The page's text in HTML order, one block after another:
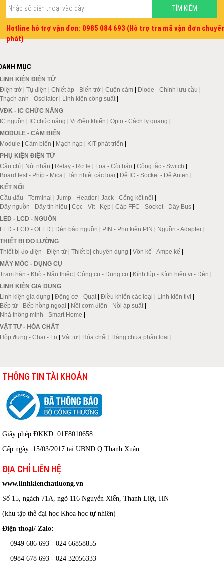
Hotline hỗ trợ vận đơn: 0985 084 693 (Hỗ trợ tra mã vận đơn
phát)
MỤC
LINH KIỆN ĐIỆN TỬ
Điện trở | Tụ điện | Chiết áp - Biến trở | Cuộn cảm | Diode - Chỉnh lưu cầu |
Thạch anh - Oscilator | Linh kiện công suất |
VĐK - IC CHỨC NĂNG
IC nguồn | IC chức năng | Vi điều khiển | Opto - Cách ly quang |
MODULE - CẢM BIẾN
Module | Cảm biến | Mạch nạp | KIT phát triển |
PHỤ KIỆN ĐIỆN TỬ
Cầu chì | Nút nhấn | Relay - Rơ le | Loa - Còi báo | Công tắc - Switch |
Board test - Phíp - Mica | Tản nhiệt các loại | Đế IC - Socket - Đế Anten |
KẾT NỐI
Cầu đấu - Terminal | Jump - Header | Jack - Cổng kết nối |
Dây nguồn - Dây tín hiệu | Cọc - Vít - Kẹp | Cáp FFC - Socket - Dây Bus |
LED - LCD - NGUỒN
LED - LCD - OLED | Đèn báo nguồn | PIN - Phụ kiện PIN | Nguồn - Adapter |
THIẾT BỊ ĐO LƯỜNG
Thiết bị đo điện - Điện tử | Thiết bị chuyên dụng | Vôn kế - Ampe kế |
MÁY MÓC - DỤNG CỤ
Trạm hàn - Khò - Nấu thiếc | Công cụ - Dụng cụ | Kính lúp - Kính hiển vi - Đèn |
LINH KIỆN GIA DỤNG
Linh kiện gia dụng | Động cơ - Quạt | Điều khiển các loại | Linh kiện tivi |
Bếp từ - Bếp hồng ngoại | Nồi cơm điện - Nồi áp suất |
Nhà thông minh - Smart Home |
VẬT TƯ - HÓA CHẤT
Hộp đựng - Chai - Lọ | Vật tư | Hóa chất | Hàng chưa phân loại |
THÔNG TIN TÀI KHOẢN
Giấy phép ĐKKD: 01F8010658
Cấp ngày: 15/03/2017 tại UBND Q.Thanh Xuân
ĐỊA CHỈ LIÊN HỆ
www.linhkienchatluong.vn
Số 15, ngách 71A, ngõ 116 Nguyễn Xiển, Thanh Liệt, HN
(khu tập thể đại học Khoa học tự nhiên)
Điện thoại/ Zalo:
0949 686 693 - 024 66858855
0984 678 693 - 024 32056333